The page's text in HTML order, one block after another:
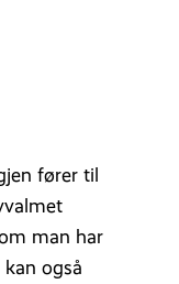
fører til
man har
også